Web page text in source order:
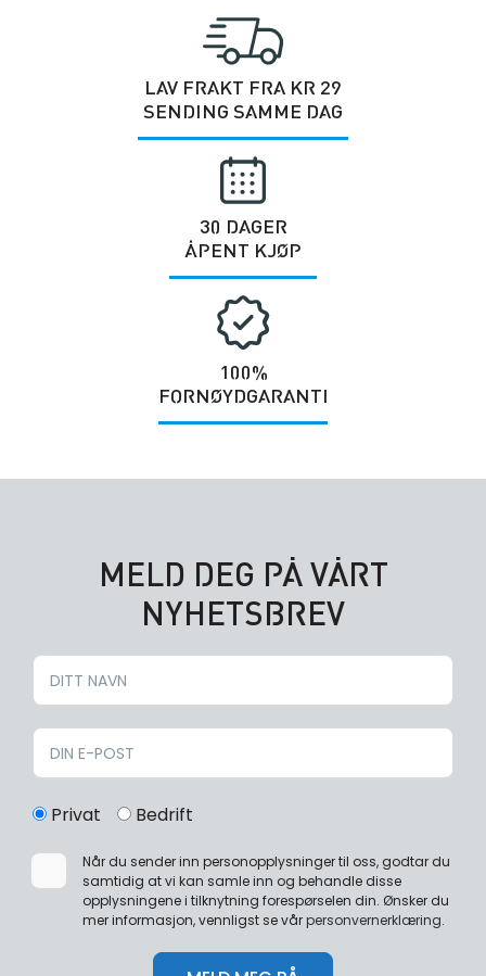
LAV FRAKT FRA KR 29
SENDING SAMME DAG
30 DAGER
ÅPENT KJØP
100%
FORNØYDGARANTI
MELD DEG PÅ VÅRT
NYHETSBREV
Privat Bedrift
Når du sender inn personopplysninger til oss, godtar du
samtidig at vi kan samle inn og behandle disse
opplysningene i tilknytning forespørselen din. Ønsker du
mer informasjon, vennligst se vårpersonvernerklæring.